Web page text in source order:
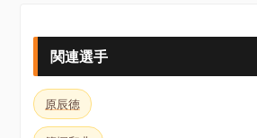
関連選手
原辰徳